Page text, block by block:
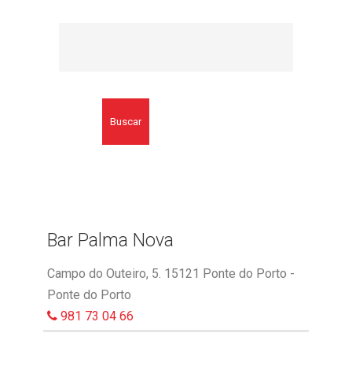
Buscar
Bar Palma Nova
Campo do Outeiro, 5. 15121 Ponte do Porto -
Ponte do Porto
981 73 04 66